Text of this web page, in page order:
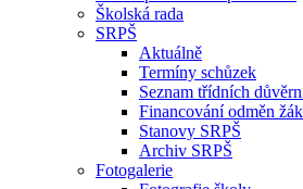
Školská rada
SRPŠ
Aktuálně
Termíny schůzek
Seznam třídních
Financování odměn
Stanovy SRPŠ
Archiv SRPŠ
Fotogalerie